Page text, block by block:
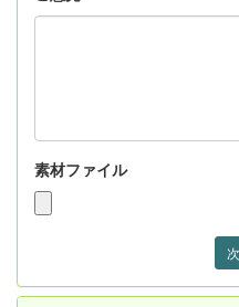
素材ファイル